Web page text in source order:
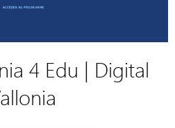
4 Edu | Digital